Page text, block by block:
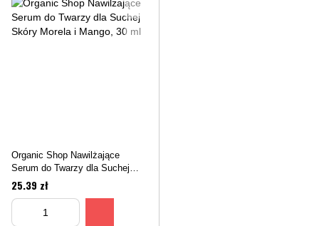
Organic Shop Nawilżające
Serum do Twarzy dla Suchej
Skóry Morela i Mango, 30 ml
25.39 zł